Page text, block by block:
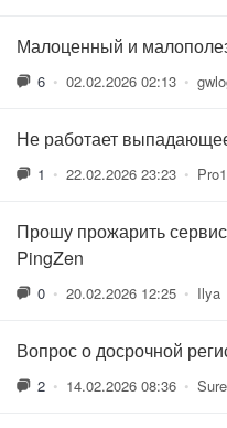
Малоценный и
6 • 02.02.2026 02:13 •
Не работает
1 • 22.02.2026 23:23 •
Прошу прожарить
PingZen
0 • 20.02.2026 12:25 • Ilya
Вопрос о досрочной
2 • 14.02.2026 08:36 •